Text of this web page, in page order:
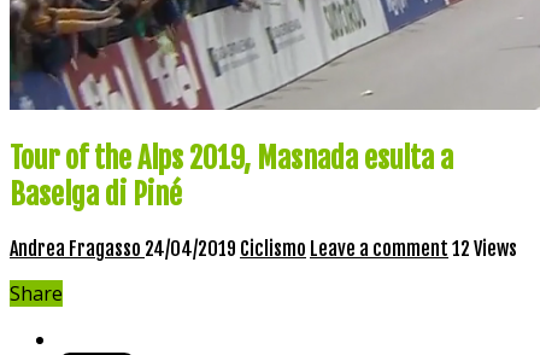
Tour of the Alps 2019, Masnada esulta a
Baselga di Piné
Andrea Fragasso 24/04/2019 Ciclismo Leave a comment 12 Views
Share